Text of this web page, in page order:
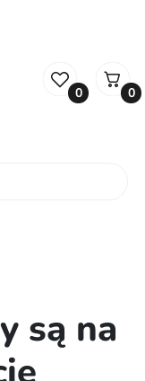
0 0
są na